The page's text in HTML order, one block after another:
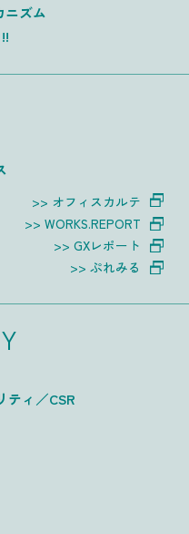
ニズム
オフィスカルテ
WORKS.REPORT
GXレポート
ぷれみる
ティ／CSR